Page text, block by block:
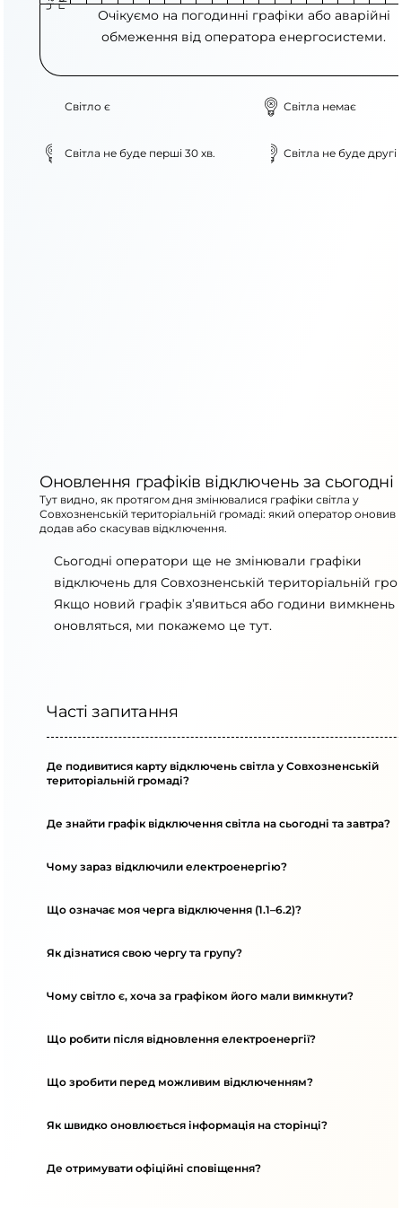
Очікуємо на погодинні графіки або аварійні
обмеження від оператора енергосистеми.
Світло є Світла немає
Світла не буде перші 30 хв. Світла не буде другі
Оновлення графіків відключень за сьогодні
Тут видно, як протягом дня змінювалися графіки світла у
Совхозненській територіальній громаді: який оператор оновив
додав або скасував відключення.
Сьогодні оператори ще не змінювали графіки
відключень для Совхозненській територіальній
Якщо новий графік з’явиться або години вимкнень
оновляться, ми покажемо це тут.
Часті запитання
Де подивитися карту відключень світла у Совхозненській
територіальній громаді?
Де знайти графік відключення світла на сьогодні та завтра?
Чому зараз відключили електроенергію?
Що означає моя черга відключення (1.1–6.2)?
Як дізнатися свою чергу та групу?
Чому світло є, хоча за графіком його мали вимкнути?
Що робити після відновлення електроенергії?
Що зробити перед можливим відключенням?
Як швидко оновлюється інформація на сторінці?
Де отримувати офіційні сповіщення?